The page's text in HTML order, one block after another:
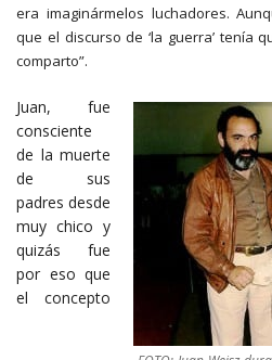
era imaginármelos luchadores.
que el discurso de ‘la guerra’ tenía
comparto”.
Juan, fue
consciente
de la muerte
de sus
padres desde
muy chico y
quizás fue
por eso que
el concepto